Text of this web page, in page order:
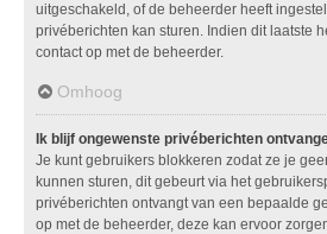
uitgeschakeld, of de beheerder heeft
privéberichten kan sturen. Indien dit laatste
contact op met de beheerder.
Omhoog
Ik blijf ongewenste privéberichten
Je kunt gebruikers blokkeren zodat ze je
kunnen sturen, dit gebeurt via het
privéberichten ontvangt van een bepaalde
op met de beheerder, deze kan ervoor